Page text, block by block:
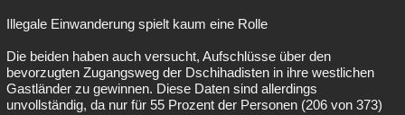
Illegale Einwanderung spielt kaum eine Rolle
Die beiden haben auch versucht, Aufschlüsse über den
bevorzugten Zugangsweg der Dschihadisten in ihre westlichen
Gastländer zu gewinnen. Diese Daten sind allerdings
unvollständig, da nur für 55 Prozent der Personen (206 von 373)